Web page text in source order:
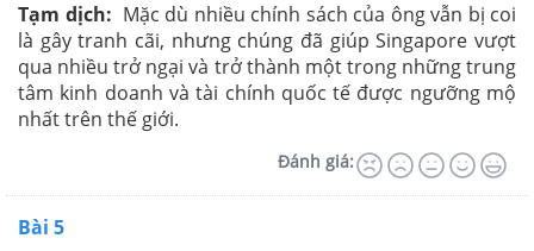
Tạm dịch: Mặc dù nhiều chính sách của ông vẫn bị coi
là gây tranh cãi, nhưng chúng đã giúp Singapore vượt
qua nhiều trở ngại và trở thành một trong những trung
tâm kinh doanh và tài chính quốc tế được ngưỡng mộ
nhất trên thế giới.
Đánh giá:
Bài 5